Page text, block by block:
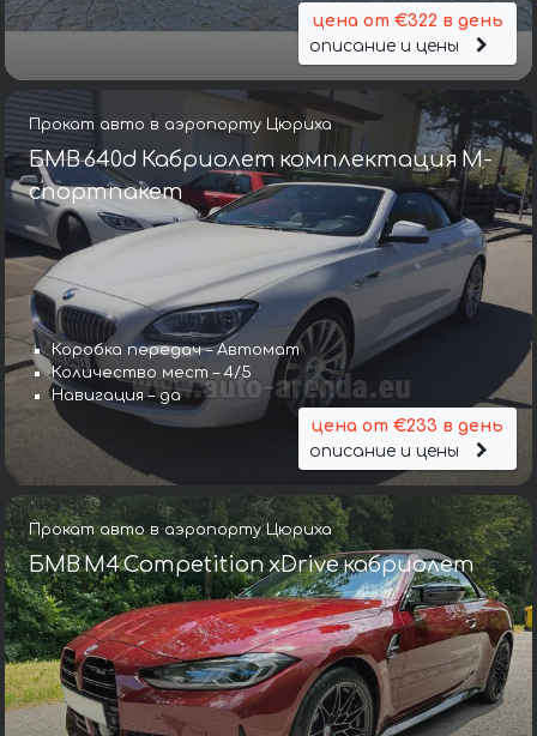
цена от €322 в день
описание и цены
Прокат авто в аэропорту Цюриха
БМВ 640d Кабриолет комплектация М-
спортпакет
Коробка передач – Автомат
Количество мест – 4/5
Навигация – да
цена от €233 в день
описание и цены
Прокат авто в аэропорту Цюриха
БМВ M4 Competition xDrive кабриолет